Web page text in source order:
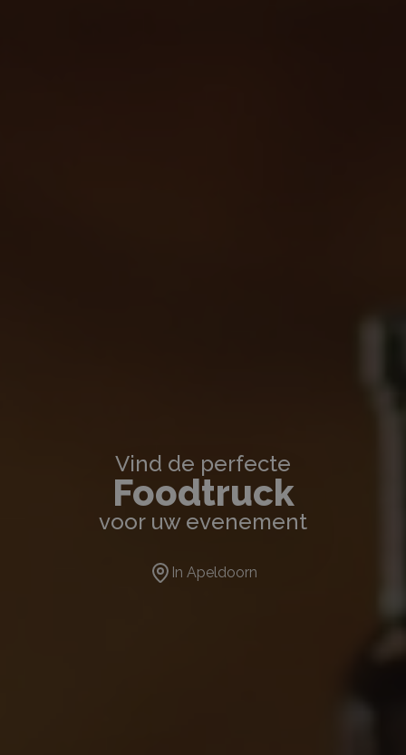
Vind de perfecte
Foodtruck
voor uw evenement
In Apeldoorn